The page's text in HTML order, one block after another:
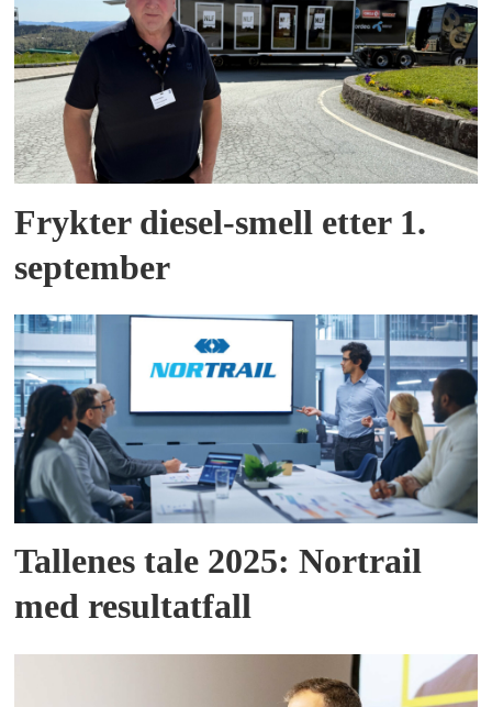
Frykter diesel-smell etter 1.
september
Tallenes tale 2025: Nortrail
med resultatfall